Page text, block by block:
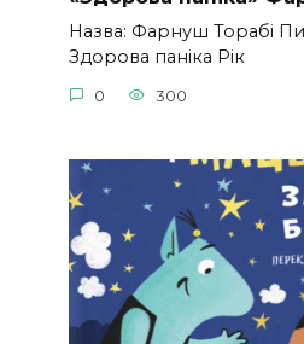
Назва: Фарнуш Торабі
Здорова паніка Рік
0 300